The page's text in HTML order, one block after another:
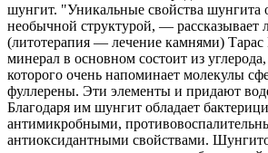
шунгит. "Уникальные свойства шунгита
необычной структурой, — рассказывает
(литотерапия — лечение камнями)
минерал в основном состоит из углерода,
которого очень напоминает молекулы
фуллерены. Эти элементы и придают
Благодаря им шунгит обладает
антимикробными,
антиоксидантными свойствами.